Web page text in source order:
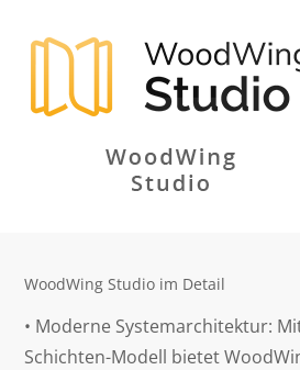
WoodWing Studio im Detail
• Moderne Systemarchitektur:
Schichten-Modell bietet